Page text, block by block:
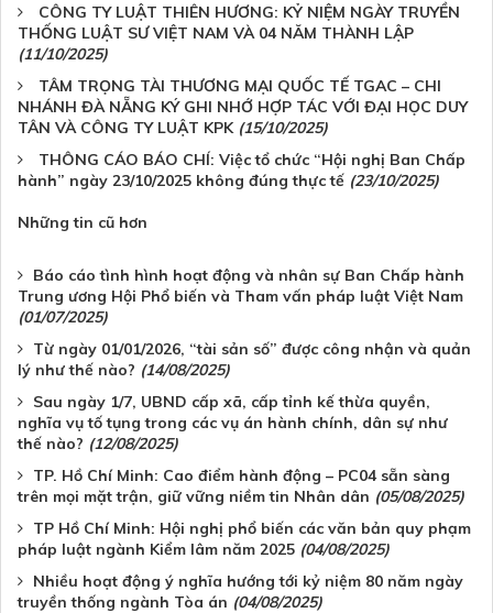
CÔNG TY LUẬT THIÊN HƯƠNG: KỶ NIỆM NGÀY TRUYỀN
THỐNG LUẬT SƯ VIỆT NAM VÀ 04 NĂM THÀNH LẬP
(11/10/2025)
TÂM TRỌNG TÀI THƯƠNG MẠI QUỐC TẾ TGAC – CHI
NHÁNH ĐÀ NẴNG KÝ GHI NHỚ HỢP TÁC VỚI ĐẠI HỌC DUY
TÂN VÀ CÔNG TY LUẬT KPK (15/10/2025)
THÔNG CÁO BÁO CHÍ: Việc tổ chức “Hội nghị Ban Chấp
hành” ngày 23/10/2025 không đúng thực tế (23/10/2025)
Những tin cũ hơn
Báo cáo tình hình hoạt động và nhân sự Ban Chấp hành
Trung ương Hội Phổ biến và Tham vấn pháp luật Việt Nam
(01/07/2025)
Từ ngày 01/01/2026, “tài sản số” được công nhận và quản
lý như thế nào? (14/08/2025)
Sau ngày 1/7, UBND cấp xã, cấp tỉnh kế thừa quyền,
nghĩa vụ tố tụng trong các vụ án hành chính, dân sự như
thế nào? (12/08/2025)
TP. Hồ Chí Minh: Cao điểm hành động – PC04 sẵn sàng
trên mọi mặt trận, giữ vững niềm tin Nhân dân (05/08/2025)
TP Hồ Chí Minh: Hội nghị phổ biến các văn bản quy phạm
pháp luật ngành Kiểm lâm năm 2025 (04/08/2025)
Nhiều hoạt động ý nghĩa hướng tới kỷ niệm 80 năm ngày
truyền thống ngành Tòa án (04/08/2025)